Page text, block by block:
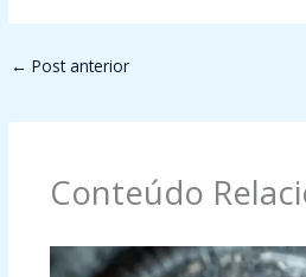
← Post anterior
Conteúdo